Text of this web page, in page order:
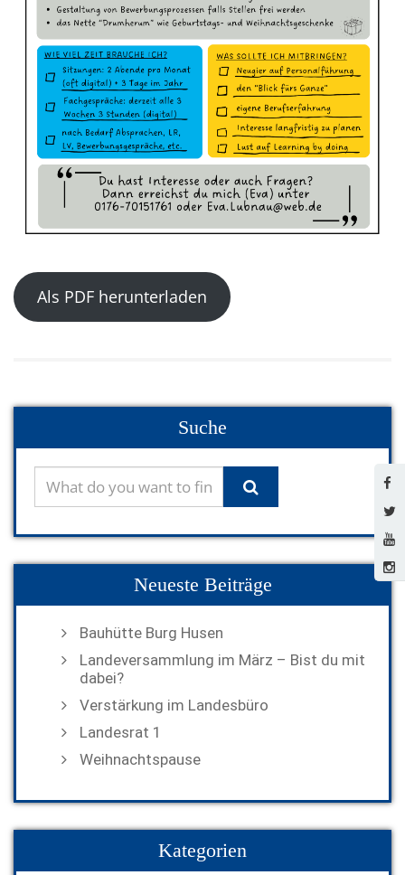
Als PDF herunterladen
Suche
Neueste Beiträge
Bauhütte Burg Husen
Landeversammlung im März – Bist du mit
dabei?
Verstärkung im Landesbüro
Landesrat 1
Weihnachtspause
Kategorien